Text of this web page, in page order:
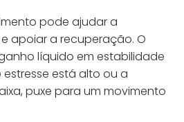
pode ajudar a
apoiar a recuperação. O
líquido em estabilidade
está alto ou a
puxe para um movimento